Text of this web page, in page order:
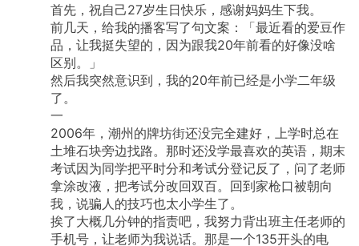
首先，祝自己27岁生日快乐，感谢妈妈生下我。
前几天，给我的播客写了句文案：「最近看的爱豆作
品，让我挺失望的，因为跟我20年前看的好像没啥
区别。」
然后我突然意识到，我的20年前已经是小学二年级
了。
一
2006年，潮州的牌坊街还没完全建好，上学时总在
土堆石块旁边找路。那时还没学最喜欢的英语，期末
考试因为同学把平时分和考试分登记反了，问了老师
拿涂改液，把考试分改回双百。回到家枪口被朝向
我，说骗人的技巧也太小学生了。
挨了大概几分钟的指责吧，我努力背出班主任老师的
手机号，让老师为我说话。那是一个135开头的电